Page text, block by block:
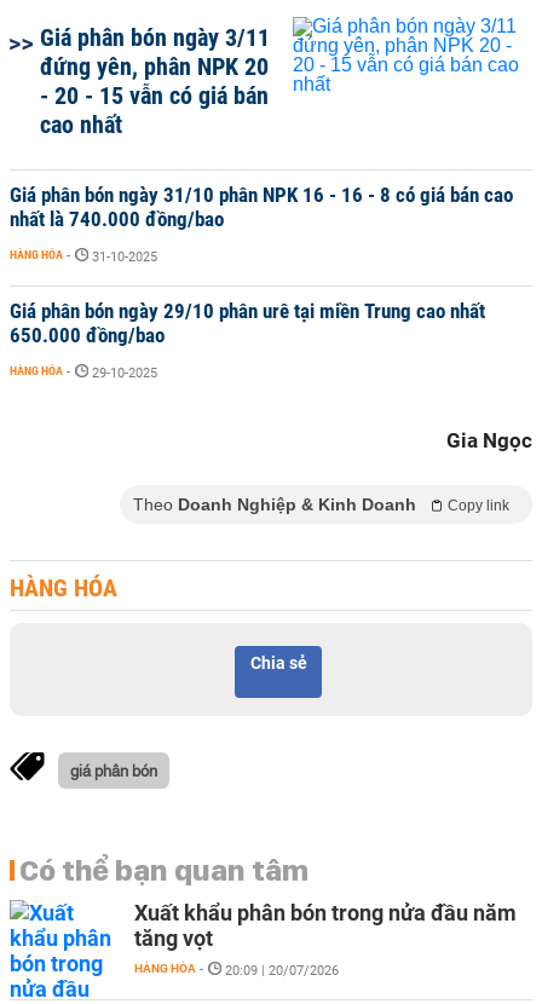
Giá phân bón ngày 3/11
đứng yên, phân NPK 20
- 20 - 15 vẫn có giá bán
cao nhất
Giá phân bón ngày 31/10 phân NPK 16 - 16 - 8 có giá bán cao
nhất là 740.000 đồng/bao
HÀNG HÓA - 31-10-2025
Giá phân bón ngày 29/10 phân urê tại miền Trung cao nhất
650.000 đồng/bao
HÀNG HÓA - 29-10-2025
Gia Ngọc
Theo Doanh Nghiệp & Kinh Doanh Copy link
HÀNG HÓA
Chia sẻ
giá phân bón
Có thể bạn quan tâm
Xuất khẩu phân bón trong nửa đầu năm
tăng vọt
HÀNG HÓA - 20:09 | 20/07/2026